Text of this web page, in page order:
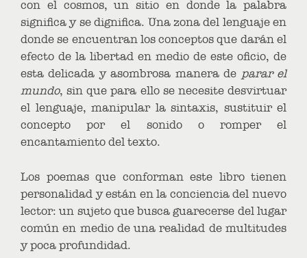
con el cosmos, un sitio en donde la palabra
significa y se dignifica. Una zona del lenguaje en
donde se encuentran los conceptos que darán el
efecto de la libertad en medio de este oficio, de
esta delicada y asombrosa manera de parar el
mundo, sin que para ello se necesite desvirtuar
el lenguaje, manipular la sintaxis, sustituir el
concepto por el sonido o romper el
encantamiento del texto.
Los poemas que conforman este libro tienen
personalidad y están en la conciencia del nuevo
lector: un sujeto que busca guarecerse del lugar
común en medio de una realidad de multitudes
y poca profundidad.